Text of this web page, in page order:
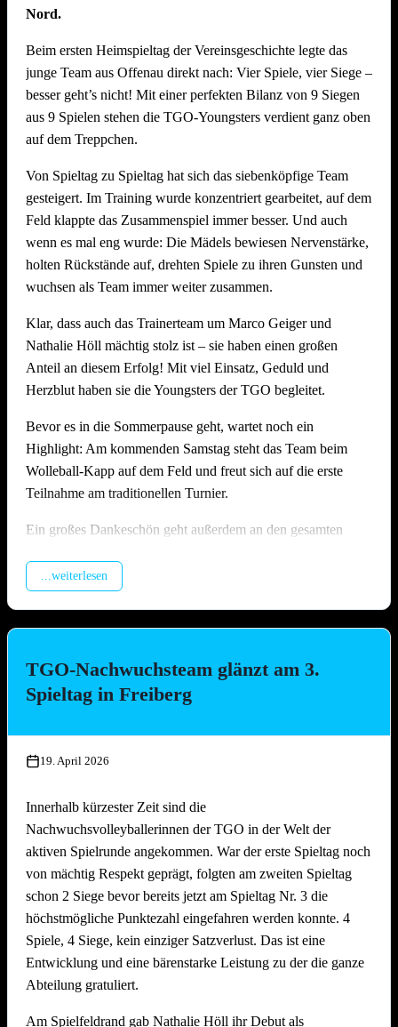
Die Seegurken holen den Wanderpokal
Turniersieger wurde das Team „Die Seegurken“ vom TSV
Untergruppenbach – und das hochverdient: Die Seegurken
ließen im gesamten Turnierverlauf kaum Schwächen
erkennen und mussten in der gesamten Gruppenphase und
den K.o.-Runden nur einen einzigen Satz abgeben – gegen
das spätere Drittplatzierte Team „SpätMelder“. Ein starkes
Zeichen der Dominanz des Teams, das auch im Finale
(21:18) stets die Kontrolle behielt. Herzlichen Glückwunsch!
Stimmung, Anlage und Bewirtung auf hohem Niveau
Wie schon in den Vorjahren zeigte die Offenauer
Möglichkeit die Felder zu bewässern, die Dusche direkt am
Feld und genügend schattige Plätze sorgten dafür, dass alle
trotz der Hitze gut durch den langen Tag kamen. Die
Bewirtung am Grillstand fand wieder großen Anklang und
wurde von vielen Seiten ausdrücklich gelobt. Ein besonderes
Dankeschön gilt hier unserem AbteilungsleiterMatthias
Höll, der die Bewirtung am Grill mit großem Einsatz
organisiert und durchgeführt hat – ohne ihn wäre das leibliche
und Spielfreude dabei waren. Und natürlich an alle
Helferinnen und Helfer, ohne die ein Turnier in dieser Form
schlicht nicht möglich wäre.
Die Platzierungen im Überblick:
2.
5.
Die drei Muscheltiere
Die Aperolis
7.
Strandkinder
8.
Die Gartenzwerge
9.
Auf die Mütze
10.
Knaller
11.
Die Heilige Dreifaltigkeit
Nord.
Beim ersten Heimspieltag der Vereinsgeschichte legte das
junge Team aus Offenau direkt nach: Vier Spiele, vier Siege –
besser geht’s nicht! Mit einer perfekten Bilanz von 9 Siegen
aus 9 Spielen stehen die TGO-Youngsters verdient ganz oben
auf dem Treppchen.
Von Spieltag zu Spieltag hat sich das siebenköpfige Team
gesteigert. Im Training wurde konzentriert gearbeitet, auf dem
Feld klappte das Zusammenspiel immer besser. Und auch
wenn es mal eng wurde: Die Mädels bewiesen Nervenstärke,
holten Rückstände auf, drehten Spiele zu ihren Gunsten und
wuchsen als Team immer weiter zusammen.
Klar, dass auch das Trainerteam um Marco Geiger und
Nathalie Höll mächtig stolz ist – sie haben einen großen
Anteil an diesem Erfolg! Mit viel Einsatz, Geduld und
Herzblut haben sie die Youngsters der TGO begleitet.
Bevor es in die Sommerpause geht, wartet noch ein
Highlight: Am kommenden Samstag steht das Team beim
Wolleball-Kapp auf dem Feld und freut sich auf die erste
Teilnahme am traditionellen Turnier.
Ein großes Dankeschön geht außerdem an den gesamten
Schröer, Aldi Fiolka und Jonathan Höll, die vor dem
Heimspieltag alle Hände voll zu tun hatten. Und natürlich
...weiterlesen
TGO-Nachwuchsteam glänzt am 3.
Spieltag in Freiberg
19. April 2026
Innerhalb kürzester Zeit sind die
Nachwuchsvolleyballerinnen der TGO in der Welt der
aktiven Spielrunde angekommen. War der erste Spieltag noch
von mächtig Respekt geprägt, folgten am zweiten Spieltag
schon 2 Siege bevor bereits jetzt am Spieltag Nr. 3 die
höchstmögliche Punktezahl eingefahren werden konnte. 4
Spiele, 4 Siege, kein einziger Satzverlust. Das ist eine
Entwicklung und eine bärenstarke Leistung zu der die ganze
Abteilung gratuliert.
Am Spielfeldrand gab Nathalie Höll ihr Debut als